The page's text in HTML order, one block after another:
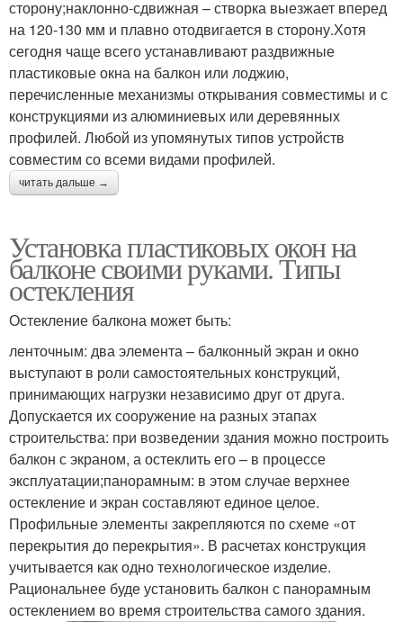
сторону;наклонно-сдвижная – створка выезжает вперед
на 120-130 мм и плавно отодвигается в сторону.Хотя
сегодня чаще всего устанавливают раздвижные
пластиковые окна на балкон или лоджию,
перечисленные механизмы открывания совместимы и с
конструкциями из алюминиевых или деревянных
профилей. Любой из упомянутых типов устройств
совместим со всеми видами профилей.
читать дальше →
Установка пластиковых окон на
балконе своими руками. Типы
остекления
Остекление балкона может быть:
ленточным: два элемента – балконный экран и окно
выступают в роли самостоятельных конструкций,
принимающих нагрузки независимо друг от друга.
Допускается их сооружение на разных этапах
строительства: при возведении здания можно построить
балкон с экраном, а остеклить его – в процессе
эксплуатации;панорамным: в этом случае верхнее
остекление и экран составляют единое целое.
Профильные элементы закрепляются по схеме «от
перекрытия до перекрытия». В расчетах конструкция
учитывается как одно технологическое изделие.
Рациональнее буде установить балкон с панорамным
остеклением во время строительства самого здания.